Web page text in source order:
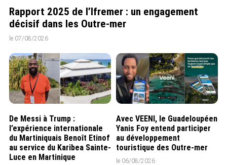
Rapport 2025 de l’Ifremer : un engagement
décisif dans les Outre-mer
le 07/08/2026
De Messi à Trump :
l’expérience internationale
du Martiniquais Benoît Etinof
au service du Karibea Sainte-
Luce en Martinique
Avec VEENI, le Guadeloupéen
Yanis Foy entend participer
au développement
touristique des Outre-mer
le 06/08/2026